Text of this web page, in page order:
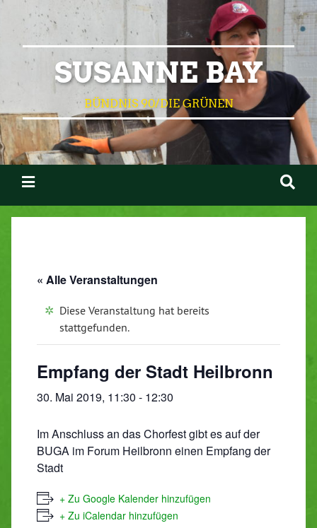
SUSANNE BAY
BÜNDNIS 90/DIE GRÜNEN
« Alle Veranstaltungen
Diese Veranstaltung hat bereits
stattgefunden.
Empfang der Stadt Heilbronn
30. Mai 2019, 11:30 - 12:30
Im Anschluss an das Chorfest gibt es auf der
BUGA im Forum Heilbronn einen Empfang der
Stadt
+ Zu Google Kalender hinzufügen
+ Zu iCalendar hinzufügen